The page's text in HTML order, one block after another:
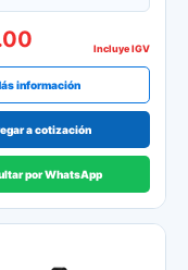
Incluye IGV
información
a cotización
por WhatsApp